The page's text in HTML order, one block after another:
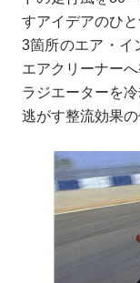
すアイデアのひと
3箇所のエア・イ
エアクリーナー
ラジエーターを
逃がす整流効果の